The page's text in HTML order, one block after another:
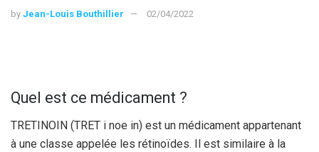
by Jean-Louis Bouthillier 02/04/2022
Quel est ce médicament ?
TRETINOIN (TRET i noe in) est un médicament appartenant
à une classe appelée les rétinoïdes. Il est similaire à la